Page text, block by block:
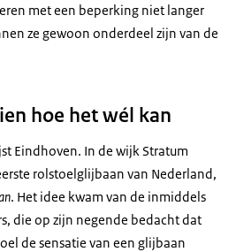
met een beperking niet langer
ze gewoon onderdeel zijn van de
hoe het wél kan
Eindhoven. In de wijk Stratum
rolstoelglijbaan van Nederland,
. Het idee kwam van de inmiddels
die op zijn negende bedacht dat
de sensatie van een glijbaan